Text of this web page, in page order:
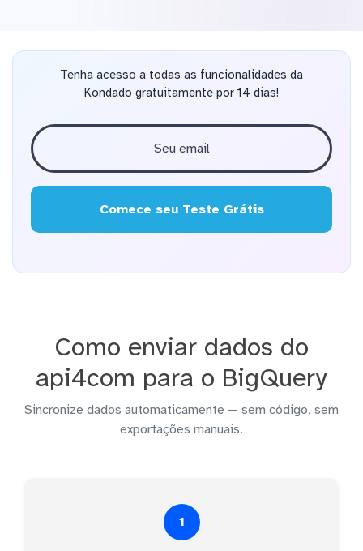
Tenha acesso a todas as funcionalidades da
Kondado gratuitamente por 14 dias!
Comece seu Teste Grátis
Como enviar dados do
api4com para o BigQuery
Sincronize dados automaticamente — sem código, sem
exportações manuais.
1